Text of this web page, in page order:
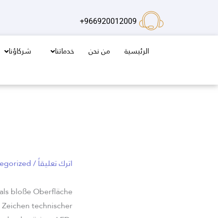
966920012009+
الرئيسية من نحن خدماتنا شركاؤنا
اترك تعليقاً/
bloße Oberfläche
technischer